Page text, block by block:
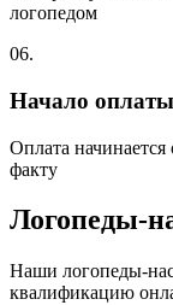
логопедом
06.
Начало оплаты
Оплата начинается
факту
Логопеды-
Наши логопеды-
квалификацию